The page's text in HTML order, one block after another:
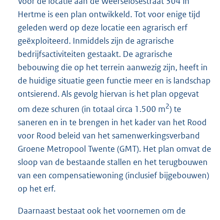
Hertme is een plan ontwikkeld. Tot voor enige tijd
geleden werd op deze locatie een agrarisch erf
geëxploiteerd. Inmiddels zijn de agrarische
bedrijfsactiviteiten gestaakt. De agrarische
bebouwing die op het terrein aanwezig zijn, heeft in
de huidige situatie geen functie meer en is landschap
ontsierend. Als gevolg hiervan is het plan opgevat
om deze schuren (in totaal circa 1.500 m2) te
saneren en in te brengen in het kader van het Rood
voor Rood beleid van het samenwerkingsverband
Groene Metropool Twente (GMT). Het plan omvat de
sloop van de bestaande stallen en het terugbouwen
van een compensatiewoning (inclusief bijgebouwen)
op het erf.
Daarnaast bestaat ook het voornemen om de